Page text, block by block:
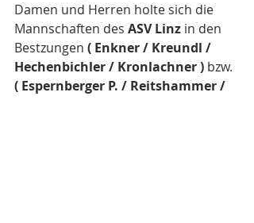
Damen und Herren holte sich die
Mannschaften des ASV Linz in den
Bestzungen ( Enkner / Kreundl /
Hechenbichler / Kronlachner ) bzw.
( Espernberger P. / Reitshammer /